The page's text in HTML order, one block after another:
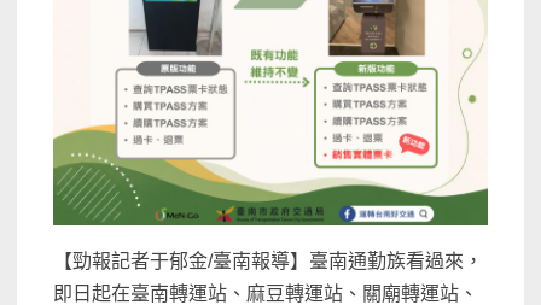
【勁報記者于郁金/臺南報導】臺南通勤族看過來，
即日起在臺南轉運站、麻豆轉運站、關廟轉運站、